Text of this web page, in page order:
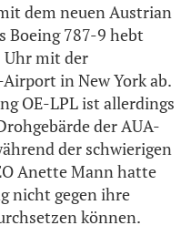
dem neuen Austrian
Boeing 787-9 hebt
Uhr mit der
in New York ab.
OE-LPL ist allerdings
der AUA-
der schwierigen
Anette Mann hatte
nicht gegen ihre
können.